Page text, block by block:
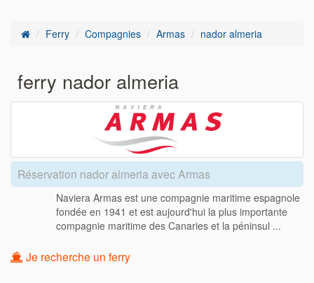
Ferry Compagnies Armas nador almeria
ferry nador almeria
Réservation nador almeria avec Armas
Naviera Armas est une compagnie maritime espagnole
fondée en 1941 et est aujourd'hui la plus importante
compagnie maritime des Canaries et la péninsul ...
Je recherche un ferry